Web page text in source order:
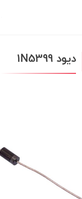
دیود 1N5399